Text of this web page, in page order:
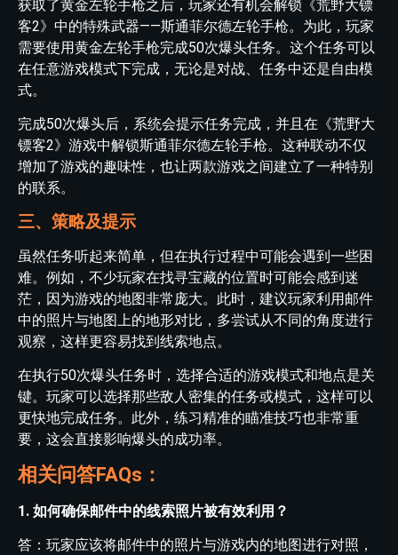
获取了黄金左轮手枪之后，玩家还有机会解锁《荒野大镖
客2》中的特殊武器——斯通菲尔德左轮手枪。为此，玩家
需要使用黄金左轮手枪完成50次爆头任务。这个任务可以
在任意游戏模式下完成，无论是对战、任务中还是自由模
式。
完成50次爆头后，系统会提示任务完成，并且在《荒野大
镖客2》游戏中解锁斯通菲尔德左轮手枪。这种联动不仅
增加了游戏的趣味性，也让两款游戏之间建立了一种特别
的联系。
三、策略及提示
虽然任务听起来简单，但在执行过程中可能会遇到一些困
难。例如，不少玩家在找寻宝藏的位置时可能会感到迷
茫，因为游戏的地图非常庞大。此时，建议玩家利用邮件
中的照片与地图上的地形对比，多尝试从不同的角度进行
观察，这样更容易找到线索地点。
在执行50次爆头任务时，选择合适的游戏模式和地点是关
键。玩家可以选择那些敌人密集的任务或模式，这样可以
更快地完成任务。此外，练习精准的瞄准技巧也非常重
要，这会直接影响爆头的成功率。
相关问答FAQs：
1. 如何确保邮件中的线索照片被有效利用？
答：玩家应该将邮件中的照片与游戏内的地图进行对照，